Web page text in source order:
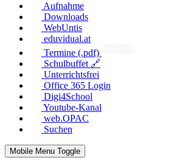
Aufnahme
Downloads
WebUntis
eduvidual.at
Termine (.pdf)
Schulbuffet 🔗
Unterrichtsfrei
Office 365 Login
Digi4School
Youtube-Kanal
web.OPAC
Suchen
Mobile Menu Toggle